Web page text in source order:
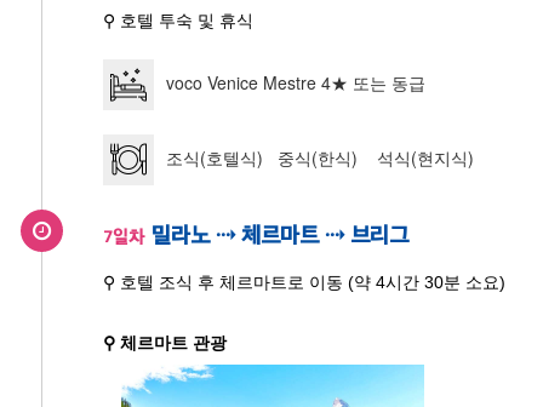
⚲ 호텔 투숙 및 휴식
voco Venice Mestre 4★ 또는 동급
조식(호텔식) 중식(한식) 석식(현지식)
7일차 밀라노 ⇢ 체르마트 ⇢ 브리그
⚲ 호텔 조식 후 체르마트로 이동 (약 4시간 30분 소요)
⚲ 체르마트 관광